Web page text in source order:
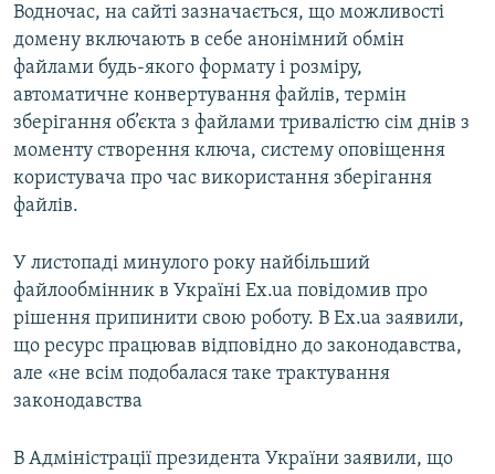
УКРАЇНСЬКА ПРОБЛЕМА КРИМУ
ІНФОГРАФІКА
Qırımtatar
ДОЛУЧАЙСЯ!
Усі сайти RFE/RL
Водночас, на сайті зазначається, що можливості
домену включають в себе анонімний обмін
файлами будь-якого формату і розміру,
автоматичне конвертування файлів, термін
зберігання об’єкта з файлами тривалістю сім днів з
моменту створення ключа, систему оповіщення
користувача про час використання зберігання
файлів.
У листопаді минулого року найбільший
файлообмінник в Україні Ex.ua повідомив про
рішення припинити свою роботу. В Ex.ua заявили,
що ресурс працював відповідно до законодавства,
але «не всім подобалася таке трактування
законодавства
В Адміністрації президента України заявили, що